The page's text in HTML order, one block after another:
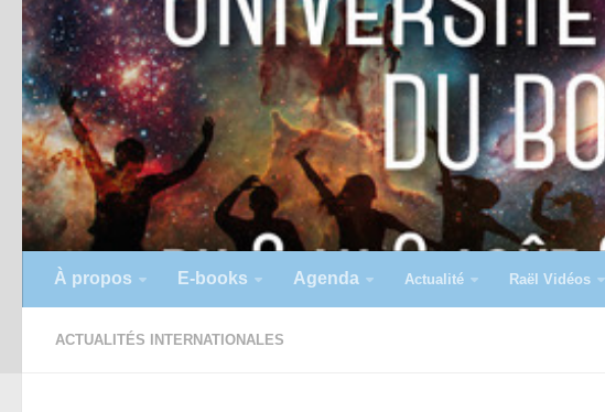
À propos E-books Agenda Actualité Raël Vidéos
ACTUALITÉS INTERNATIONALES